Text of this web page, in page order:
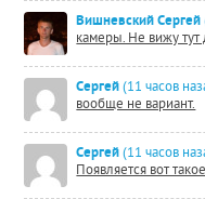
Вишневский Сергей
камеры. Не вижу тут
Сергей (11 часов
вообще не вариант.
Сергей (11 часов
Появляется вот такое